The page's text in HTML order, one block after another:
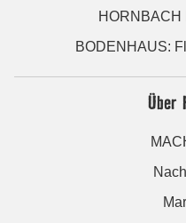
HORNBACH
BODENHAUS:
Über